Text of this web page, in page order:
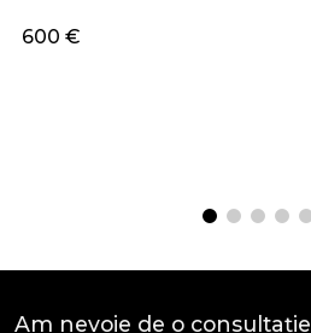
600 €
Am nevoie de o consultație